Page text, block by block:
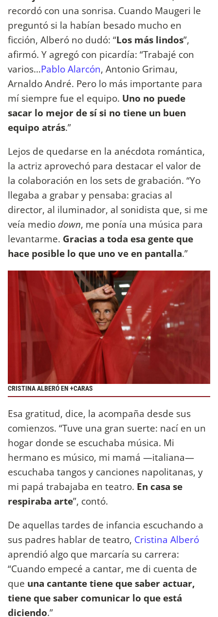
recordó con una sonrisa. Cuando Maugeri le
preguntó si la habían besado mucho en
ficción, Alberó no dudó: “Los más lindos”,
afirmó. Y agregó con picardía: “Trabajé con
varios…Pablo Alarcón, Antonio Grimau,
Arnaldo André. Pero lo más importante para
mí siempre fue el equipo. Uno no puede
sacar lo mejor de sí si no tiene un buen
equipo atrás.”
Lejos de quedarse en la anécdota romántica,
la actriz aprovechó para destacar el valor de
la colaboración en los sets de grabación. “Yo
llegaba a grabar y pensaba: gracias al
director, al iluminador, al sonidista que, si me
veía medio down, me ponía una música para
levantarme. Gracias a toda esa gente que
hace posible lo que uno ve en pantalla.”
CRISTINA ALBERÓ EN +CARAS
Esa gratitud, dice, la acompaña desde sus
comienzos. “Tuve una gran suerte: nací en un
hogar donde se escuchaba música. Mi
hermano es músico, mi mamá —italiana—
escuchaba tangos y canciones napolitanas, y
mi papá trabajaba en teatro. En casa se
respiraba arte”, contó.
De aquellas tardes de infancia escuchando a
sus padres hablar de teatro, Cristina Alberó
aprendió algo que marcaría su carrera:
“Cuando empecé a cantar, me di cuenta de
que una cantante tiene que saber actuar,
tiene que saber comunicar lo que está
diciendo.”